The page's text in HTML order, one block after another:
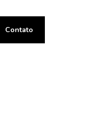
Contato